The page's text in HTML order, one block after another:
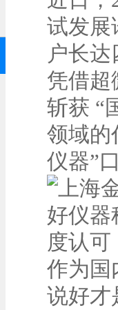
试发展
户长
凭借超
斩获 “
领域的
仪器”
作为国
说好才